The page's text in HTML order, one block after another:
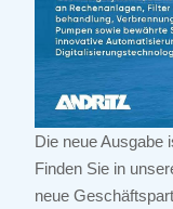
Die neue Ausgabe
Finden Sie in
neue